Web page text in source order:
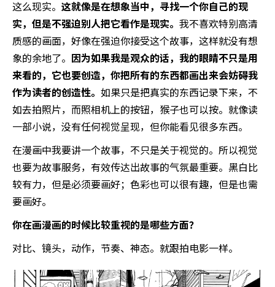
这么现实。 这就像是在想象当中，寻找一个你自己的现
实，但是不强迫别人把它看作是现实。 我不喜欢特别高清
质感的画面，好像在强迫你接受这个故事，这样就没有想
象的余地了。
因为如果我是观众的话，我的眼睛不只是用
来看的，它也要创造，你把所有的东西都画出来会妨碍我
作为读者的创造性。 如果只是把真实的东西记录下来，不
如去拍照片，而照相机上的按钮，猴子也可以按。就像读
一部小说，没有任何视觉呈现，但你能看见很多东西。
在漫画中我要讲一个故事，不只是关于视觉的。所以视觉
也要为故事服务，有效传达出故事的气氛最重要。黑白比
较有力，但是必须要画好；色彩也可以很有趣，但是也需
要画好。
你在画漫画的时候比较重视的是哪些方面？
对比、镜头，动作，节奏、神态。就跟拍电影一样。